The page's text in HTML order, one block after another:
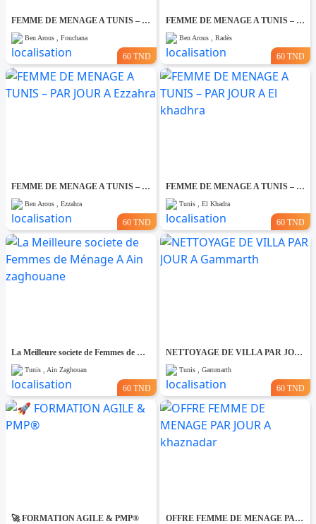
FEMME DE MENAGE A TUNIS – PAR JOUR A Fouchana
Ben Arous , Fouchana
60 TND
FEMME DE MENAGE A TUNIS – PAR JOUR A Rades
Ben Arous , Radès
60 TND
FEMME DE MENAGE A TUNIS – PAR JOUR A Ezzahra
Ben Arous , Ezzahra
60 TND
FEMME DE MENAGE A TUNIS – PAR JOUR A El khadhra
Tunis , El Khadra
60 TND
La Meilleure societe de Femmes de Ménage A Ain zaghouane
Tunis , Ain Zaghouan
60 TND
NETTOYAGE DE VILLA PAR JOUR A Gammarth
Tunis , Gammarth
60 TND
🚀 FORMATION AGILE & PMP® OFFRE FEMME DE MENAGE PAR JOUR A khaznadar